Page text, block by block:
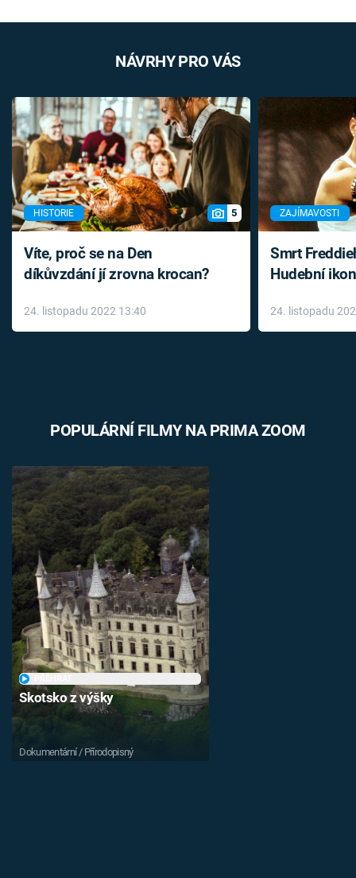
NÁVRHY PRO VÁS
HISTORIE 5
Víte, proč se na Den
díkůvzdání jí zrovna krocan?
24. listopadu 2022 13:40
ZAJÍMAVOSTI
Smrt
Hudební
léky
24. listopadu
POPULÁRNÍ FILMY NA PRIMA ZOOM
Skotsko z výšky
Dokumentární / Přírodopisný